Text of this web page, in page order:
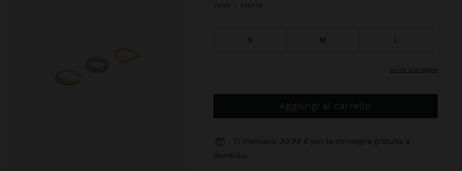
Verde 245533
S M L
guida alle taglie
Aggiungi al carrello
Ti mancano 39,99 € per la consegna gratuita a
domicilio